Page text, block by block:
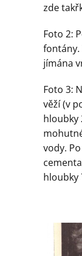
zde
Foto 2:
jímána
Foto 3:
věží (v
hloubky
vody.
hloubky